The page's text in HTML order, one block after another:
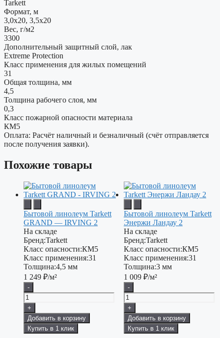
Tarkett
Формат, м
3,0x20, 3,5x20
Вес, г/м2
3300
Дополнительный защитный слой, лак
Extreme Protection
Класс применения для жилых помещений
31
Общая толщина, мм
4,5
Толщина рабочего слоя, мм
0,3
Класс пожарной опасности материала
КМ5
Оплата: Расчёт наличный и безналичный (счёт отправляется
после получения заявки).
Похожие товары
Бытовой линолеум Tarkett
GRAND — IRVING 2
На складе
Бренд:Tarkett
Класс опасности:КМ5
Класс применения:31
Толщина:4,5 мм
1 249 ₽/м²
-
+
Добавить в корзину
Купить в 1 клик
Бытовой линолеум Tarkett
Энержи Ландау 2
На складе
Бренд:Tarkett
Класс опасности:КМ5
Класс применения:31
Толщина:3 мм
1 009 ₽/м²
-
+
Добавить в корзину
Купить в 1 клик